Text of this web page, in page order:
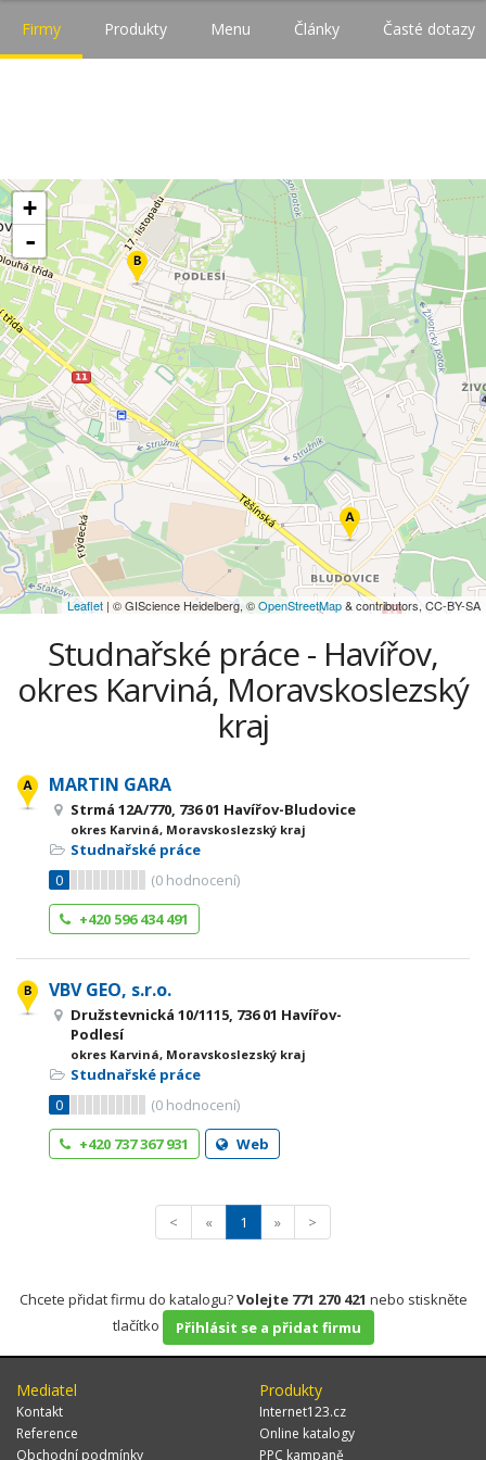
Firmy Produkty Menu Články Časté dotazy
+
-
Leaflet | © GIScience Heidelberg, ©OpenStreetMap& contributors, CC-BY-SA
Studnařské práce - Havířov,
okres Karviná, Moravskoslezský
kraj
MARTIN GARA
Strmá 12A/770, 736 01 Havířov-Bludovice
okres Karviná, Moravskoslezský kraj
Studnařské práce
0
(0 hodnocení)
+420 596 434 491
VBV GEO, s.r.o.
Družstevnická 10/1115, 736 01 Havířov-
Podlesí
okres Karviná, Moravskoslezský kraj
Studnařské práce
0
(0 hodnocení)
+420 737 367 931
Web
< « 1 » >
Chcete přidat firmu do katalogu?Volejte 771 270 421 nebo stiskněte
tlačítko
Přihlásit se a přidat firmu
Mediatel
Kontakt
Reference
Obchodní podmínky
Produkty
Internet123.cz
Online katalogy
PPC kampaně